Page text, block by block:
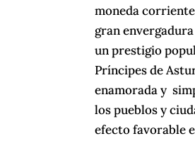
moneda
gran
un prestigio
Príncipes de
enamorada y
los pueblos y
efecto favorable